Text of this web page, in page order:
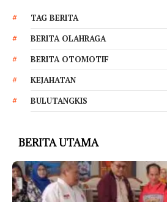
TAG BERITA
BERITA OLAHRAGA
BERITA OTOMOTIF
KEJAHATAN
BULUTANGKIS
BERITA UTAMA